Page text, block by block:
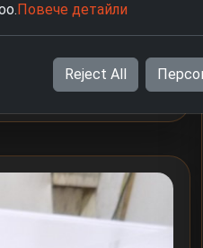
Повече детайли
Reject All